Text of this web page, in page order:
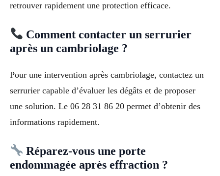
retrouver rapidement une protection efficace.
Comment contacter un serrurier
après un cambriolage ?
Pour une intervention après cambriolage, contactez un
serrurier capable d’évaluer les dégâts et de proposer
une solution. Le 06 28 31 86 20 permet d’obtenir des
informations rapidement.
Réparez-vous une porte
endommagée après effraction ?